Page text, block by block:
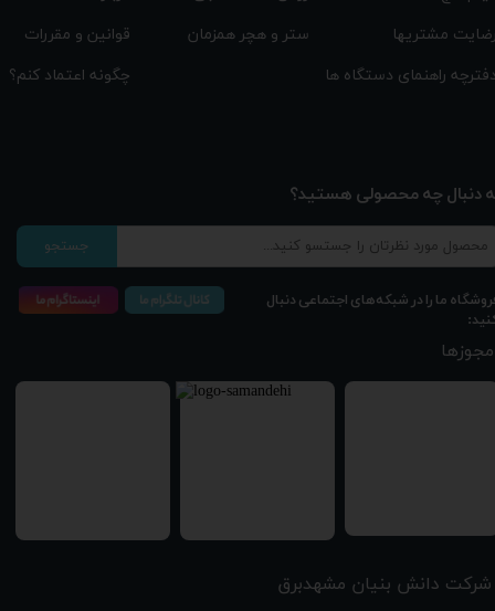
★★★★★
★★★★
شرکت دانش بنیان مشهدبرق
مجوزها
مشتریها
راهنمای دستگاه ها
ستر و هچر همزمان
قوانین و مقررات
چگونه اعتماد کنم؟
دنبال چه محصولی هستید؟
جستجو
ما را در شبکه‌های اجتماعی دنبال